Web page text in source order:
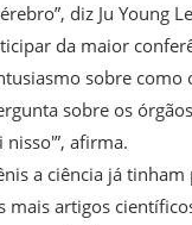
diz Ju Young
da maior
sobre
sobre os
nisso'”, afirma.
a ciência já
mais artigos